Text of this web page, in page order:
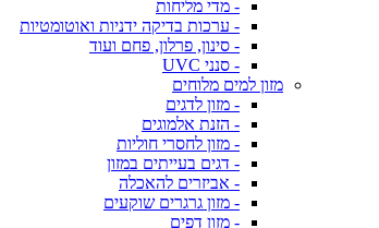
- מדי מליחות
- ערכות בדיקה ידניות ואוטומטיות
- סינון, פרלון, פחם ועוד
- סנני UVC
מזון למים מלוחים
- מזון לדגים
- הזנת אלמוגים
- מזון לחסרי חוליות
- דגים בעייתים במזון
- אביזרים להאכלה
- מזון גרגרים שוקעים
- מזון דפים